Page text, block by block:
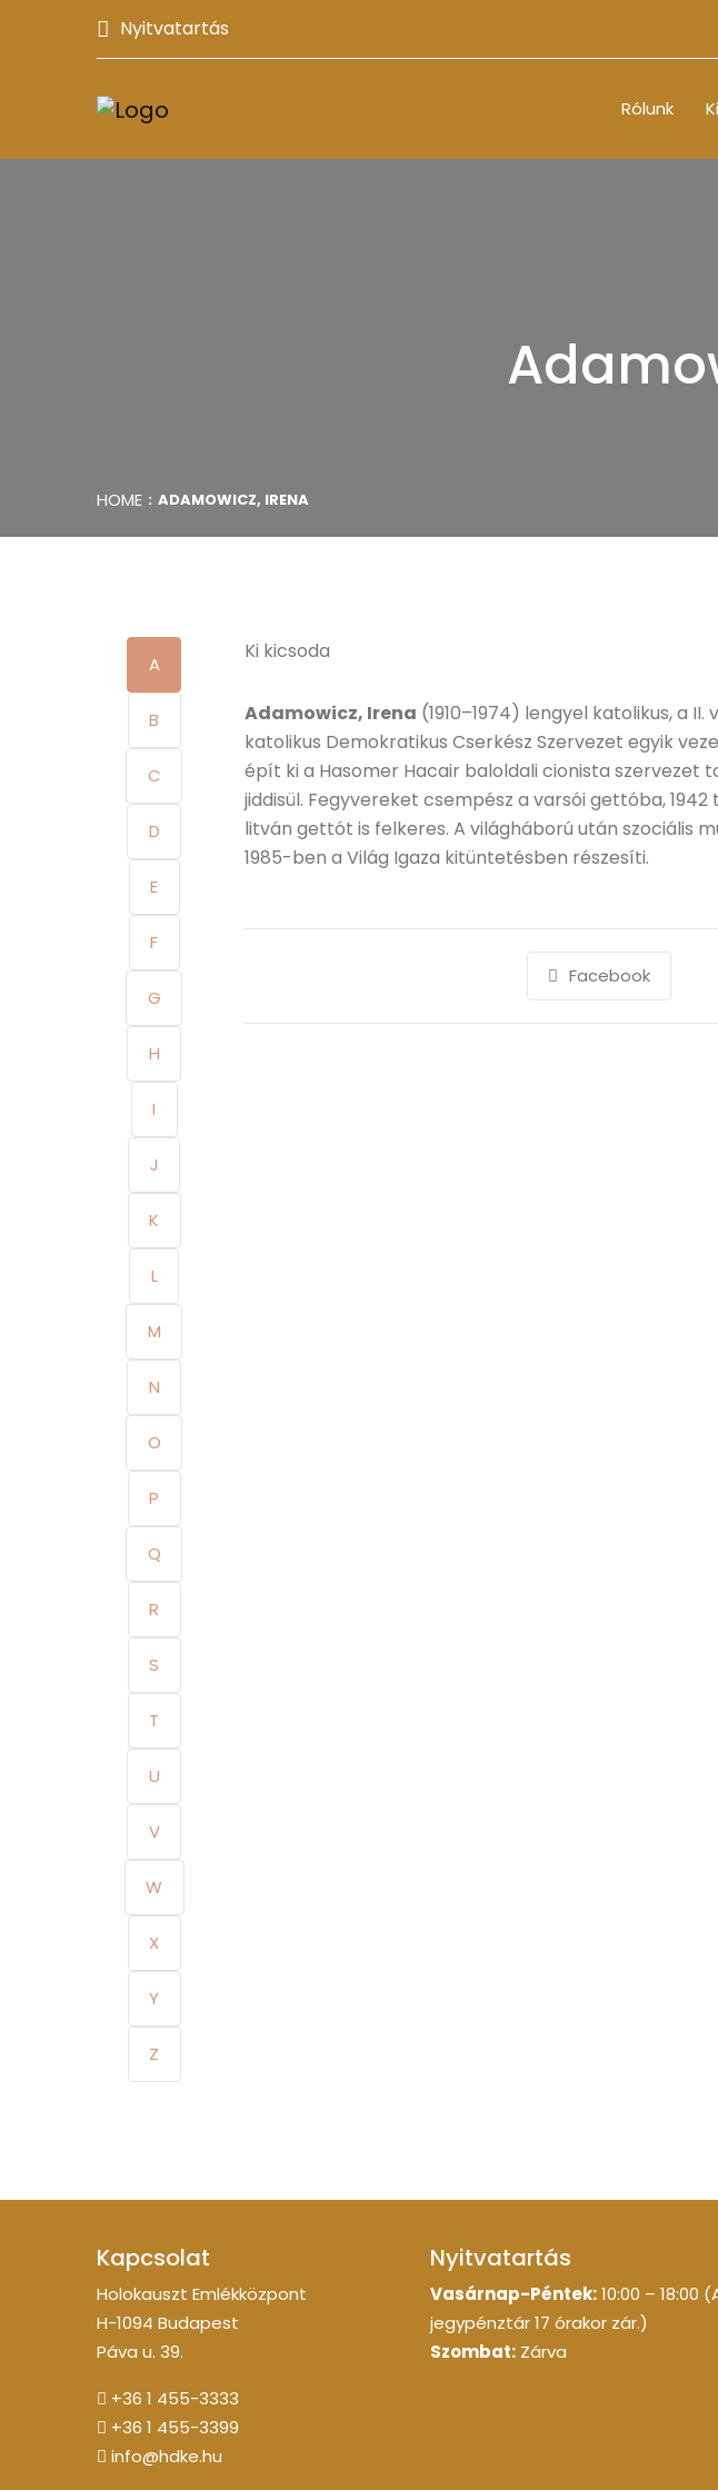
Nyitvatartás
Rólunk
HOME ADAMOWICZ, IRENA
A
B
C
D
E
F
G
H
I
J
K
L
M
N
O
P
Q
R
S
T
U
V
W
X
Y
Z
Ki kicsoda
Adamowicz, Irena (1910–1974) lengyel katolikus, a
katolikus Demokratikus Cserkész Szervezet egyik
épít ki a Hasomer Hacair baloldali cionista szervezet
jiddisül. Fegyvereket csempész a varsói gettóba,
litván gettót is felkeres. A világháború után szociális
1985-ben a Világ Igaza kitüntetésben részesíti.
Facebook
Kapcsolat
Holokauszt Emlékközpont
H-1094 Budapest
Páva u. 39.
+36 1 455-3333
+36 1 455-3399
info@hdke.hu
Nyitvatartás
Vasárnap-Péntek:10:00 – 18:00
jegypénztár 17 órakor zár.)
Szombat: Zárva